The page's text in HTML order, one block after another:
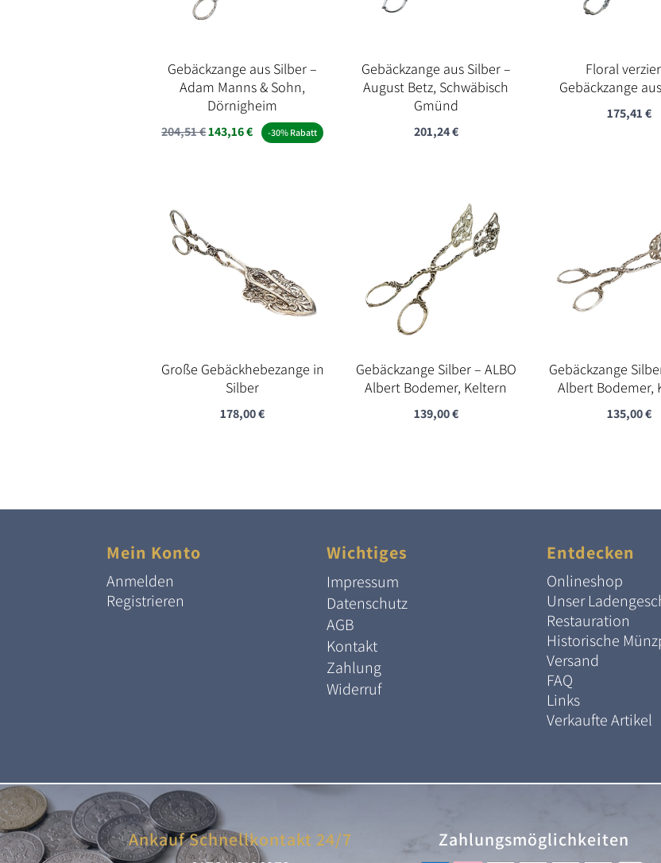
Gebäckzange aus Silber –
Adam Manns & Sohn,
Dörnigheim
204,51€143,16€ -30% Rabatt
Gebäckzange aus Silber –
August Betz, Schwäbisch
Gmünd
201,24€
Floral
Gebäckzange
175,41€
Große Gebäckhebezange in
Silber
178,00€
Gebäckzange Silber – ALBO
Albert Bodemer, Keltern
139,00€
Gebäckzange
Albert Bodemer,
135,00€
Mein Konto
Anmelden
Registrieren
Wichtiges
Impressum
Datenschutz
AGB
Kontakt
Zahlung
Widerruf
Entdecken
Onlineshop
Unser
Restauration
Historische
Versand
FAQ
Links
Verkaufte Artikel
Ankauf Schnellkontakt 24/7 Zahlungsmöglichkeiten